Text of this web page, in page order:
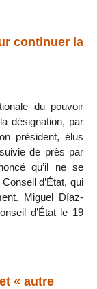
continuer la
du pouvoir
désignation, par
président, élus
de près par
qu’il ne se
d’État, qui
Miguel Díaz-
d’État le 19
« autre